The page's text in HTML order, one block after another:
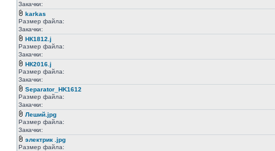
Закачки:
karkas
Размер файла:
Закачки:
НК1812.j
Размер файла:
Закачки:
НК2016.j
Размер файла:
Закачки:
Separator_HK1612
Размер файла:
Закачки:
Леший.jpg
Размер файла:
Закачки:
электрик .jpg
Размер файла: